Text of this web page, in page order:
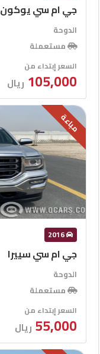
جي ام سي يوكون
الدوحة
مستعملة
السعر إبتداء من
105,000 ريال
مباعة
2016
جي ام سي سييرا
الدوحة
مستعملة
السعر إبتداء من
55,000 ريال